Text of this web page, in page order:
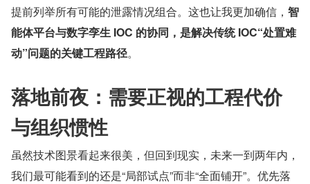
提前列举所有可能的泄露情况组合。这也让我更加确信， 智
能体平台与数字孪生 IOC 的协同，是解决传统 IOC“处置难
动”问题的关键工程路径。
落地前夜：需要正视的工程代价
与组织惯性
虽然技术图景看起来很美，但回到现实，未来一到两年内，
我们最可能看到的还是“局部试点”而非“全面铺开”。优先落